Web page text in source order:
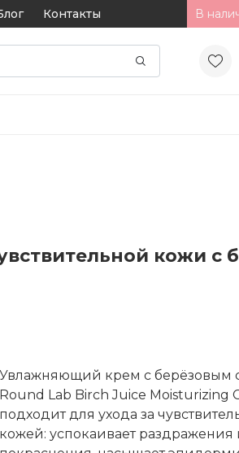
Контакты В
кожи с
Увлажняющий крем с берёзовым
Round Lab Birch Juice Moisturizing
подходит для ухода за
кожей: успокаивает раздражения